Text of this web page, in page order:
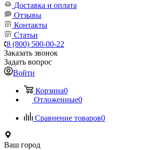
Доставка и оплата
Отзывы
Контакты
Статьи
8 (800) 500-00-22
Заказать звонок
Задать вопрос
Войти
Корзина0
Отложенные0
Сравнение товаров0
Ваш город